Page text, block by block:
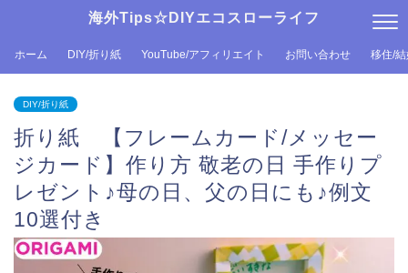
海外Tips☆DIYエコスローライフ
ホーム DIY/折り紙 YouTube/アフィリエイト お問い合わせ 移住/
DIY/折り紙
折り紙 【フレームカード/メッセー
ジカード】作り方 敬老の日 手作りプ
レゼント♪母の日、父の日にも♪例文
10選付き